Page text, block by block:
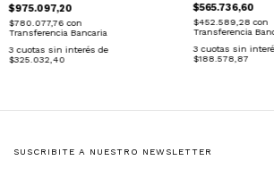
$975.097,20
$780.077,76con
Transferencia Bancaria
3 cuotas sin interés de
$325.032,40
$565.736,60
$452.589,28con
Transferencia
3 cuotas sin
$188.578,87
SUSCRIBITE A NUESTRO NEWSLETTER